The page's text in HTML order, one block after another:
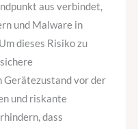
aus verbindet,
und Malware in
dieses Risiko zu
Gerätezustand vor der
und riskante
dass